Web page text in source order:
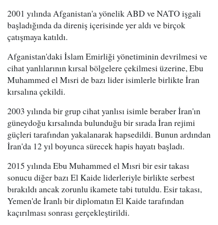
2001 yılında Afganistan'a yönelik ABD ve NATO işgali
başladığında da direniş içerisinde yer aldı ve birçok
çatışmaya katıldı.
Afganistan'daki İslam Emirliği yönetiminin devrilmesi ve
cihat yanlılarının kırsal bölgelere çekilmesi üzerine, Ebu
Muhammed el Mısri de bazı lider isimlerle birlikte İran
kırsalına çekildi.
2003 yılında bir grup cihat yanlısı isimle beraber İran'ın
güneydoğu kırsalında bulunduğu bir sırada İran rejimi
güçleri tarafından yakalanarak hapsedildi. Bunun ardından
İran'da 12 yıl boyunca sürecek hapis hayatı başladı.
2015 yılında Ebu Muhammed el Mısri bir esir takası
sonucu diğer bazı El Kaide liderleriyle birlikte serbest
bırakıldı ancak zorunlu ikamete tabi tutuldu. Esir takası,
Yemen'de İranlı bir diplomatın El Kaide tarafından
kaçırılması sonrası gerçekleştirildi.